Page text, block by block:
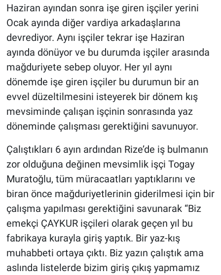
Haziran ayından sonra işe giren işçiler yerini
Ocak ayında diğer vardiya arkadaşlarına
devrediyor. Aynı işçiler tekrar işe Haziran
ayında dönüyor ve bu durumda işçiler arasında
mağduriyete sebep oluyor. Her yıl aynı
dönemde işe giren işçiler bu durumun bir an
evvel düzeltilmesini isteyerek bir dönem kış
mevsiminde çalışan işçinin sonrasında yaz
döneminde çalışması gerektiğini savunuyor.
Çalıştıkları 6 ayın ardından Rize’de iş bulmanın
zor olduğuna değinen mevsimlik işçi Togay
Muratoğlu, tüm müracaatları yaptıklarını ve
biran önce mağduriyetlerinin giderilmesi için bir
çalışma yapılması gerektiğini savunarak “Biz
emekçi ÇAYKUR işçileri olarak geçen yıl bu
fabrikaya kurayla giriş yaptık. Bir yaz-kış
muhabbeti ortaya çıktı. Biz yazın çalıştık ama
aslında listelerde bizim giriş çıkış yapmamız